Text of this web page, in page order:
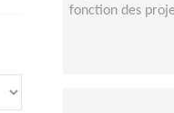
fonction des